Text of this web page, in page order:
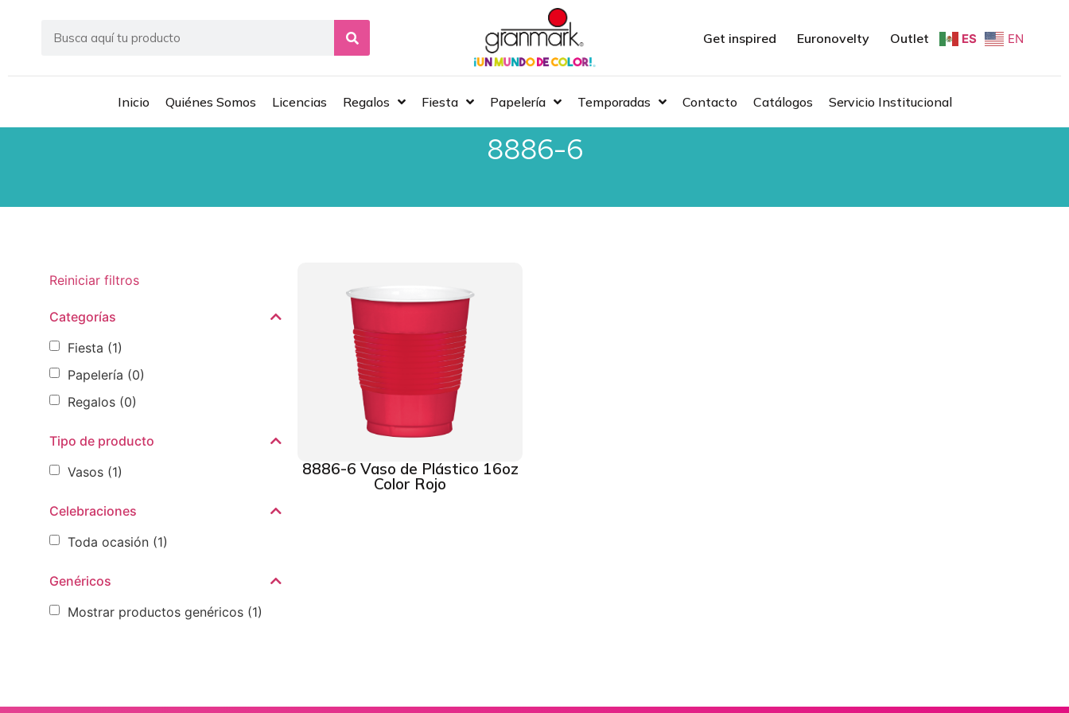
Get inspired Euronovelty Outlet ES EN
Inicio Quiénes Somos Licencias Regalos Fiesta Papelería Temporadas Contacto Catálogos Servicio Institucional
8886-6
Reiniciar filtros
Categorías
Fiesta (1)
Papelería (0)
Regalos (0)
Tipo de producto
Vasos (1)
Celebraciones
Toda ocasión (1)
Genéricos
Mostrar productos genéricos (1)
8886-6 Vaso de Plástico 16oz
Color Rojo